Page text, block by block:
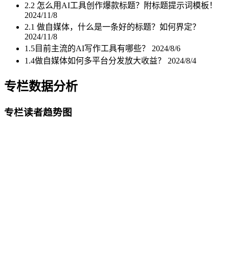
2.2 怎么用AI工具创作爆款标题？附标题提示词模板！
2024/11/8
2.1 做自媒体，什么是一条好的标题？如何界定？
2024/11/8
1.5目前主流的AI写作工具有哪些？ 2024/8/6
1.4做自媒体如何多平台分发放大收益？ 2024/8/4
专栏数据分析
专栏读者趋势图